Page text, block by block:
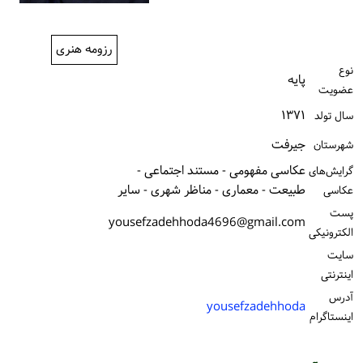
رزومه هنری
نوع
عضویت
پایه
سال تولد ۱۳۷۱
شهرستان جیرفت
گرایش‌های
عکاسی
عکاسی مفهومی - مستند اجتماعی -
طبیعت - معماری - مناظر شهری - سایر
پست
الكترونیكی yousefzadehhoda4696@gmail.com
سایت
اینترنتی
آدرس
اینستاگرام yousefzadehhoda